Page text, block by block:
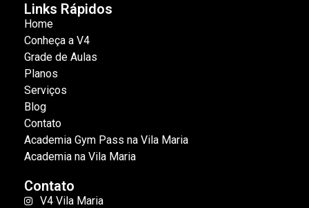
Links Rápidos
Home
Conheça a V4
Grade de Aulas
Planos
Serviços
Blog
Contato
Academia Gym Pass na Vila Maria
Academia na Vila Maria
Contato
V4 Vila Maria